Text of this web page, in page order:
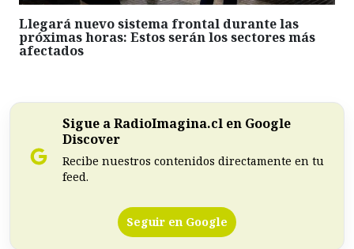
Llegará nuevo sistema frontal durante las
próximas horas: Estos serán los sectores más
afectados
Sigue a RadioImagina.cl en Google
Discover
Recibe nuestros contenidos directamente en tu
feed.
Seguir en Google